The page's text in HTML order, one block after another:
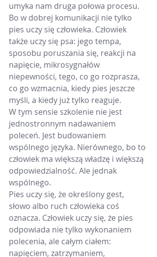
umyka nam druga połowa procesu.
Bo w dobrej komunikacji nie tylko
pies uczy się człowieka. Człowiek
także uczy się psa: jego tempa,
sposobu poruszania się, reakcji na
napięcie, mikrosygnałów
niepewności, tego, co go rozprasza,
co go wzmacnia, kiedy pies jeszcze
myśli, a kiedy już tylko reaguje.
W tym sensie szkolenie nie jest
jednostronnym nadawaniem
poleceń. Jest budowaniem
wspólnego języka. Nierównego, bo to
człowiek ma większą władzę i większą
odpowiedzialność. Ale jednak
wspólnego.
Pies uczy się, że określony gest,
słowo albo ruch człowieka coś
oznacza. Człowiek uczy się, że pies
odpowiada nie tylko wykonaniem
polecenia, ale całym ciałem:
napięciem, zatrzymaniem,